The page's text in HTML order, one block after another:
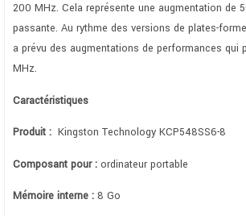
200 MHz. Cela représente une augmentation de
passante. Au rythme des versions de plates-
a prévu des augmentations de performances qui
MHz.
Caractéristiques
Produit : Kingston Technology KCP548SS6-8
Composant pour : ordinateur portable
Mémoire interne : 8 Go